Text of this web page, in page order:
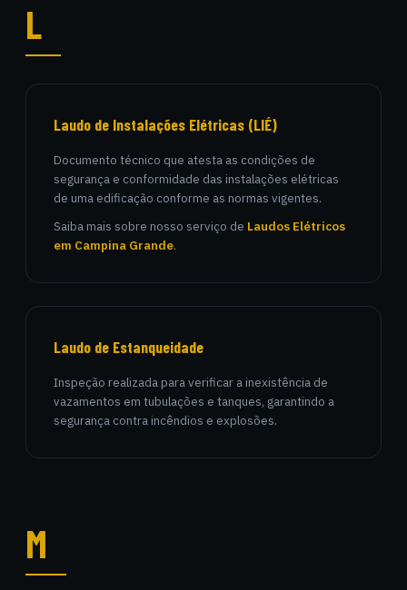
L
Laudo de Instalações Elétricas (LIÉ)
Documento técnico que atesta as condições de
segurança e conformidade das instalações elétricas
de uma edificação conforme as normas vigentes.
Saiba mais sobre nosso serviço de Laudos Elétricos
em Campina Grande.
Laudo de Estanqueidade
Inspeção realizada para verificar a inexistência de
vazamentos em tubulações e tanques, garantindo a
segurança contra incêndios e explosões.
M